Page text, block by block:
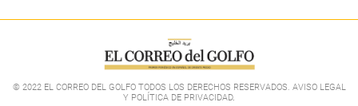
© 2022 EL CORREO DEL GOLFO TODOS LOS DERECHOS RESERVADOS. AVISO LEGAL
Y POLÍTICA DE PRIVACIDAD.